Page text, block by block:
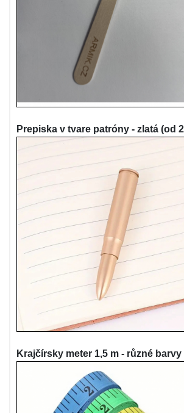
Prepiska v tvare patróny - zlatá (od
Krajčírsky meter 1,5 m - různé barvy